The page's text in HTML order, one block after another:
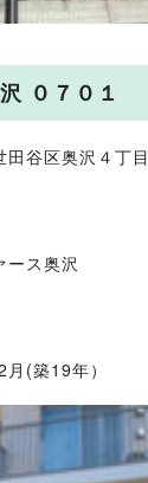
０７０１
田谷区奥沢４丁目
ース奥沢
(築19年）